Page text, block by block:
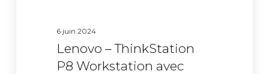
6 juin 2024
Lenovo – ThinkStation
P8 Workstation avec